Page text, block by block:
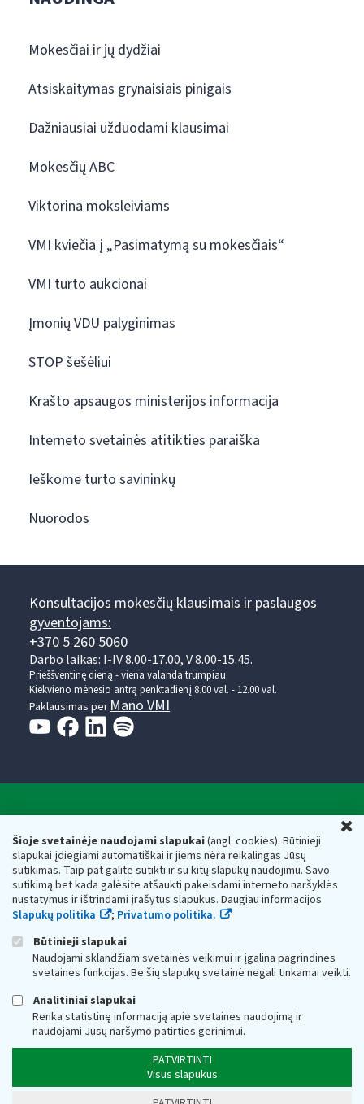
Šioje svetainėje naudojami slapukai(angl. cookies). Būtinieji
slapukai įdiegiami automatiškai ir jiems nėra reikalingas Jūsų
sutikimas. Taip pat galite sutikti ir su kitų slapukų naudojimu. Savo
sutikimą bet kada galėsite atšaukti pakeisdami interneto naršyklės
nustatymus ir ištrindami įrašytus slapukus. Daugiau informacijos
Slapukų politika
; Privatumo politika.
Būtinieji slapukai
Naudojami sklandžiam svetainės veikimui ir įgalina pagrindines
svetainės funkcijas. Be šių slapukų svetainė negali tinkamai veikti.
Analitiniai slapukai
Renka statistinę informaciją apie svetainės naudojimą ir
naudojami Jūsų naršymo patirties gerinimui.
PATVIRTINTI
Visus slapukus
Mokesčiai ir jų dydžiai
Atsiskaitymas grynaisiais pinigais
Dažniausiai užduodami klausimai
Mokesčių ABC
Viktorina moksleiviams
VMI kviečia į „Pasimatymą su mokesčiais“
VMI turto aukcionai
Įmonių VDU palyginimas
STOP šešėliui
Krašto apsaugos ministerijos informacija
Interneto svetainės atitikties paraiška
Ieškome turto savininkų
Nuorodos
Konsultacijos mokesčių klausimais ir paslaugos
gyventojams:
+370 5 260 5060
Darbo laikas: I-IV 8.00-17.00, V 8.00-15.45.
Prieššventinę dieną - viena valanda trumpiau.
Kiekvieno mėnesio antrą penktadienį 8.00 val. - 12.00 val.
Paklausimas per Mano VMI
Respublikos finansų ministerijos
Biudžetinė įstaiga. Juridinio asmens kodas — 188659752,
adresas: Vasario 16-osios g. 14, 01107 Vilnius, Lietuva, el.paštas:
vmi@vmi.lt, E. pristatymo dėžutės adresas 188659752
Duomenys apie Valstybinę mokesčių inspekciją prie Lietuvos
Respublikos finansų ministerijos kaupiami ir saugomi Juridinių